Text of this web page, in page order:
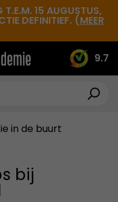
T.E.M. 15 AUGUSTUS,
DEFINITIEF. (MEER
9.7
studenten
de branche
in de buurt
bij